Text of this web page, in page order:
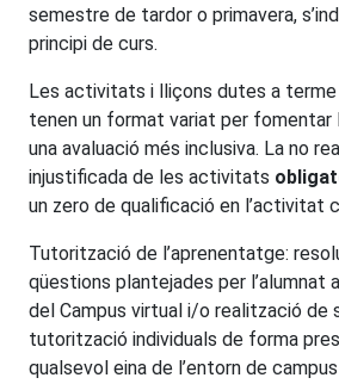
semestre de tardor o primavera,
principi de curs.
Les activitats i lliçons dutes a
tenen un format variat per fomentar
una avaluació més inclusiva. La no
injustificada de les activitats
un zero de qualificació en l’activitat
Tutorització de l’aprenentatge:
qüestions plantejades per l’alumnat
del Campus virtual i/o realització de
tutorització individuals de forma
qualsevol eina de l’entorn de